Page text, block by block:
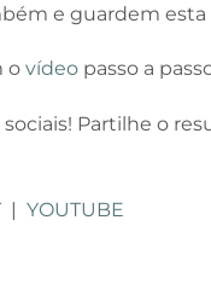
e guardem esta
o vídeo passo a
sociais! Partilhe o
| YOUTUBE